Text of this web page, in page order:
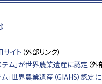
サイト （外部リンク）
ム」が世界農業遺産に認定 （外
」世界農業遺産（GIAHS）認定